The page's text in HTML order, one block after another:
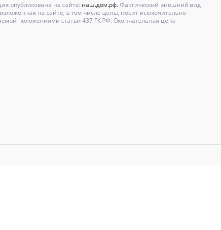
опубликована на сайте: наш.дом.рф.Фактический внешний вид
на сайте, в том числе цены, носит исключительно
положениями статьи 437 ГК РФ. Окончательная цена